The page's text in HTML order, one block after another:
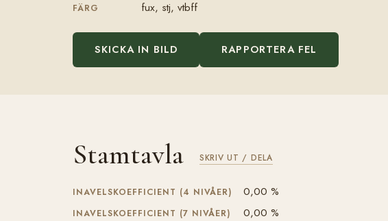
FÄRG fux, stj, vtbff
SKICKA IN BILD RAPPORTERA FEL
Stamtavla SKRIV UT / DELA
INAVELSKOEFFICIENT (4 NIVÅER) 0,00 %
INAVELSKOEFFICIENT (7 NIVÅER) 0,00 %